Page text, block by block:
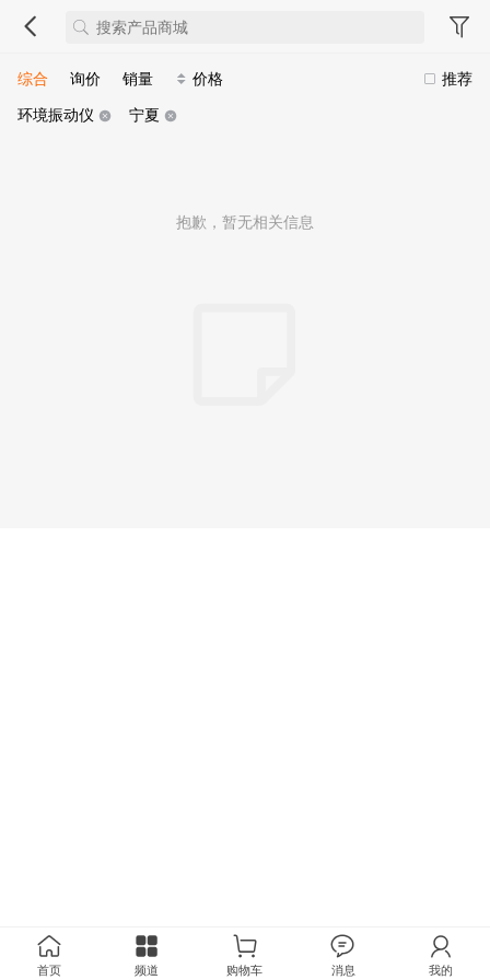
推荐
综合 询价 销量
价格
环境振动仪
宁夏
抱歉，暂无相关信息
首页 频道 购物车 消息 我的